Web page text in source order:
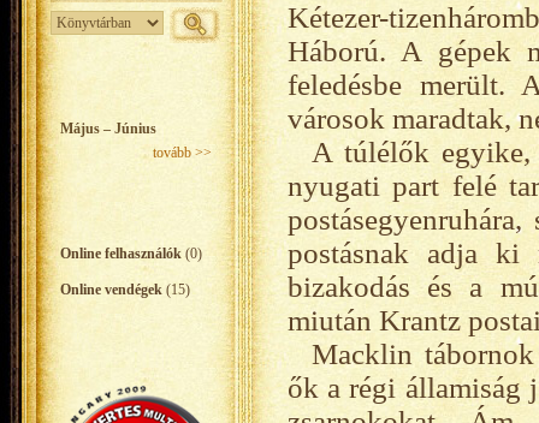
Május – Június
tovább >>
Online felhasználók (0)
Online vendégek (15)
Kétezer-
Háború. A gépek
feledésbe merült.
városok maradtak,
A túlélők egyike,
nyugati part felé
postásnak adja ki
bizakodás és a
miután Krantz
Macklin
ők a régi államiság